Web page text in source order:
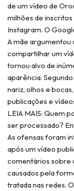
de um vídeo de
milhões de inscritos
Instagram. O
A mãe argumentou
compartilhar um
tornou alvo de
aparência.
nariz, olhos e
publicações e
LEIA MAIS: Quem
ser processado?
As ofensas foram
após um vídeo
comentários sobre
causados pela
tratada nas redes.